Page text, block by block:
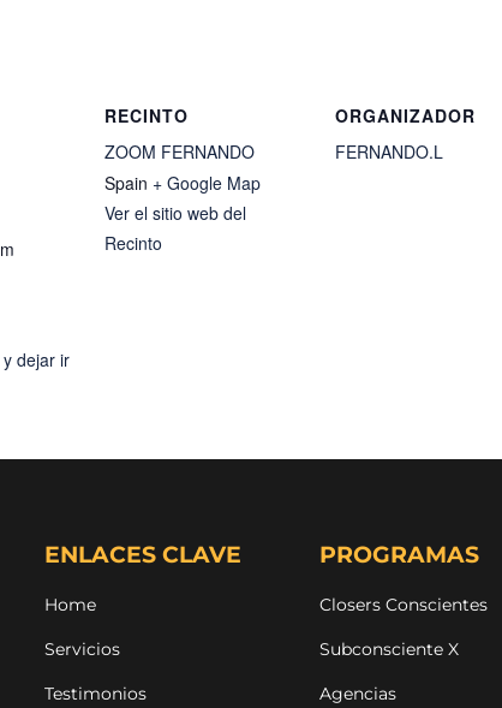
dejar ir
RECINTO
ZOOM FERNANDO
Spain + Google Map
Ver el sitio web del
Recinto
ORGANIZADOR
FERNANDO.L
ENLACES CLAVE
Home
Servicios
Testimonios
PROGRAMAS
Closers Conscientes
Subconsciente X
Agencias